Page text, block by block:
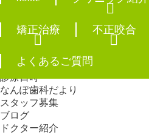
矯正治療 不正咬合
よくあるご質問
phone_in_talk
クリニック紹介
当院の特徴
当院の取り組み
施設・設備
診療日時
なんぽ歯科だより
スタッフ募集
ブログ
ドクター紹介